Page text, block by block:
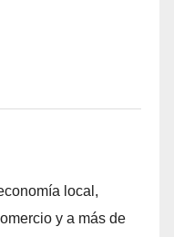
local,
y a más de